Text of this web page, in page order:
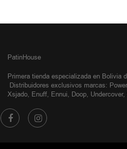
PatinHouse
Primera tienda especializada en Bolivia
Distribuidores exclusivos marcas:
Xsjado, Enuff, Ennui, Doop,